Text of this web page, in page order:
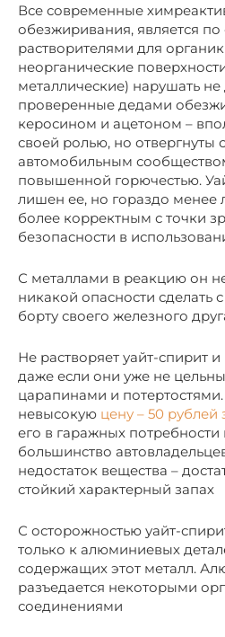
Все современные
обезжиривания, является по
растворителями для
неорганические
металлические) нарушать
проверенные дедами
керосином и ацетоном –
своей ролью, но
автомобильным
повышенной горючестью.
лишен ее, но гораздо менее
более корректным с точки
безопасности в
С металлами в реакцию он не
никакой опасности
борту своего железного
Не растворяет уайт-спирит
даже если они уже не
царапинами и
невысокую цену – 50 рублей
его в гаражных потребности
большинство
недостаток вещества –
стойкий характерный запах
С осторожностью уайт-
только к алюминиевых
содержащих этот металл.
разъедается некоторыми
соединениями